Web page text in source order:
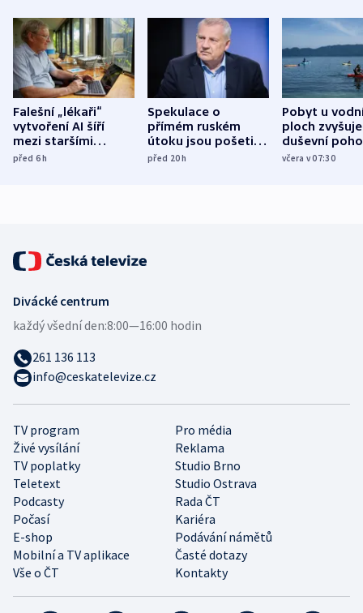
Falešní „lékaři“
vytvoření AI šíří
mezi staršími
Poláky nebezpečné
před 6h
Spekulace o
přímém ruském
útoku jsou pošetilé,
míní estonský
před 20h
Pobyt u
ploch zvyšuje
duševní
ukázala
včera v 07:30
TV program
Pro média
Živé vysílání
Reklama
TV poplatky
Studio Brno
Teletext
Studio Ostrava
Podcasty
Rada ČT
Počasí
Kariéra
E-shop
Podávání námětů
Mobilní a TV aplikace
Časté dotazy
Vše o ČT
Kontakty
Divácké centrum
každý všední den:8:00—16:00 hodin
261 136 113
info@ceskatelevize.cz